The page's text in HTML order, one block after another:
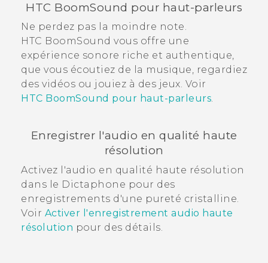
HTC BoomSound pour haut-parleurs
Ne perdez pas la moindre note.
HTC BoomSound vous offre une
expérience sonore riche et authentique,
que vous écoutiez de la musique, regardiez
des vidéos ou jouiez à des jeux. Voir
HTC BoomSound pour haut-parleurs.
Enregistrer l'audio en qualité haute
résolution
Activez l'audio en qualité haute résolution
dans le Dictaphone pour des
enregistrements d'une pureté cristalline.
Voir Activer l'enregistrement audio haute
résolution pour des détails.